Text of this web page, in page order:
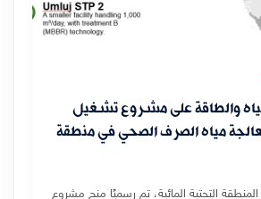
والطاقة على مشروع تشغيل
مياه الصرف الصحي في منطقة
التحتية المائية، تم رسميًا منح مشروع